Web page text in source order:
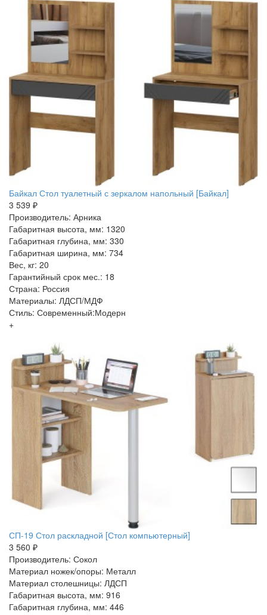
Байкал Стол туалетный с зеркалом напольный [Байкал]
3 539 ₽
Производитель: Арника
Габаритная высота, мм: 1320
Габаритная глубина, мм: 330
Габаритная ширина, мм: 734
Вес, кг: 20
Гарантийный срок мес.: 18
Страна: Россия
Материалы: ЛДСП/МДФ
Стиль: Современный:Модерн
+
СП-19 Стол раскладной [Стол компьютерный]
3 560 ₽
Производитель: Сокол
Материал ножек/опоры: Металл
Материал столешницы: ЛДСП
Габаритная высота, мм: 916
Габаритная глубина, мм: 446